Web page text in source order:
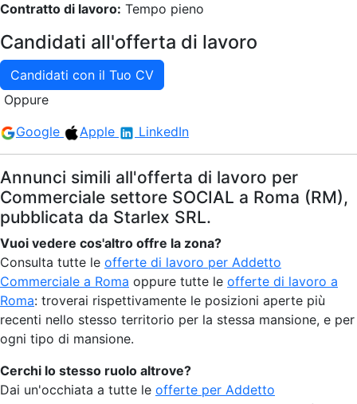
Contratto di lavoro: Tempo pieno
Candidati all'offerta di lavoro
Candidati con il Tuo CV
Oppure
Google
Apple LinkedIn
Annunci simili all'offerta di lavoro per
Commerciale settore SOCIAL a Roma (RM),
pubblicata da Starlex SRL.
Vuoi vedere cos'altro offre la zona?
Consulta tutte le offerte di lavoro per Addetto
Commerciale a Roma oppure tutte le offerte di lavoro a
Roma: troverai rispettivamente le posizioni aperte più
recenti nello stesso territorio per la stessa mansione, e per
ogni tipo di mansione.
Cerchi lo stesso ruolo altrove?
Dai un'occhiata a tutte le offerte per Addetto